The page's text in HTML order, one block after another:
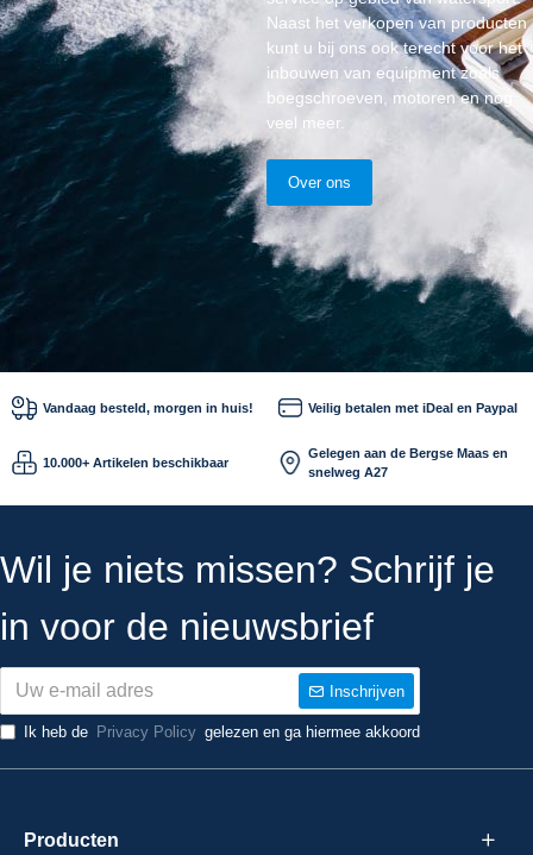
Naast het verkopen van producten
kunt u bij ons ook terecht voor het
inbouwen van equipment zoals
boegschroeven, motoren en nog
veel meer.
Over ons
Vandaag besteld, morgen in huis! Veilig betalen met iDeal en Paypal
10.000+ Artikelen beschikbaar
Gelegen aan de Bergse Maas en
snelweg A27
Wil je niets missen? Schrijf je
in voor de nieuwsbrief
Inschrijven
Ik heb de Privacy Policy gelezen en ga hiermee akkoord
Producten